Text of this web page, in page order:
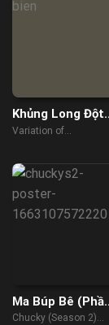
Khủng Long Đột
Biến
Variation of
Ma Búp Bê (Phần
2)
Chucky (Season 2)